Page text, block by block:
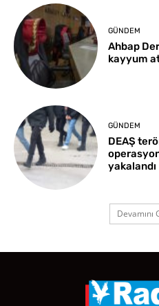
GÜNDEM
Ahbap
kayyum
GÜNDEM
DEAŞ
yakalandı
Devamını